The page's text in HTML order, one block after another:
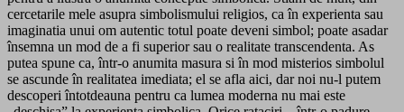
cercetarile mele asupra simbolismului religios, ca în experienta sau
imaginatia unui om autentic totul poate deveni simbol; poate asadar
însemna un mod de a fi superior sau o realitate transcendenta. As
putea spune ca, într-o anumita masura si în mod misterios simbolul
se ascunde în realitatea imediata; el se afla aici, dar noi nu-l putem
descoperi întotdeauna pentru ca lumea moderna nu mai este